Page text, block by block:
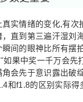
实情绪的变化,有次
直到第三遍汗湿刘
间的眼神比所有摆
如果中奖一千万会先
会先于意识露出破
和f1.8的区别实际得